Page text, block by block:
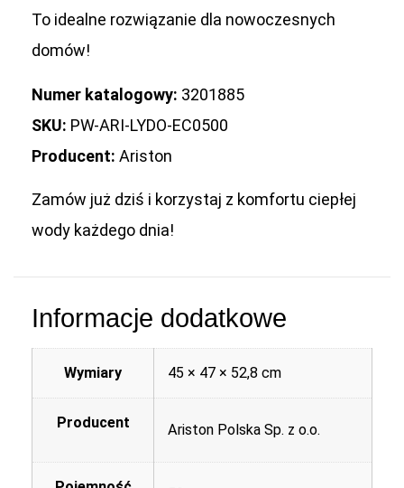
To idealne rozwiązanie dla nowoczesnych
domów!
Numer katalogowy: 3201885
SKU: PW-ARI-LYDO-EC0500
Producent: Ariston
Zamów już dziś i korzystaj z komfortu ciepłej
wody każdego dnia!
Informacje dodatkowe
Wymiary 45 × 47 × 52,8 cm
Producent Ariston Polska Sp. z o.o.